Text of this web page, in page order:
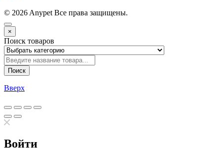
© 2026 Anypet Все права защищены.
×
Поиск товаров
Поиск
Вверх
Войти